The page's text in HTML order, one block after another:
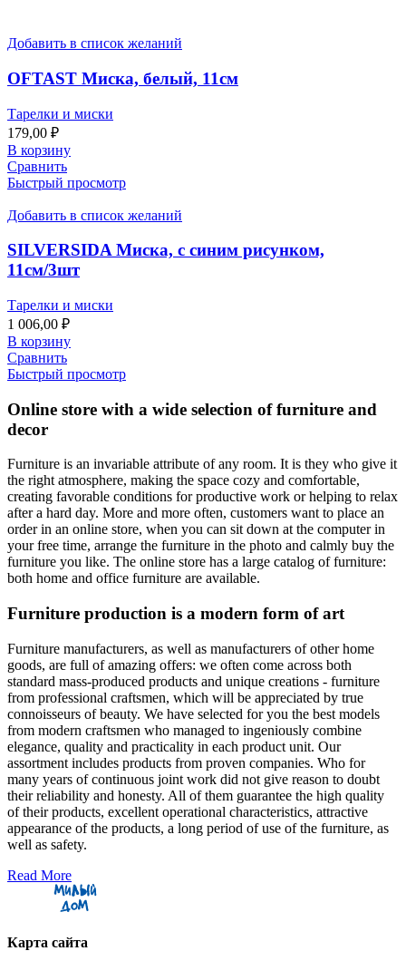
Добавить в список желаний
OFTAST Миска, белый, 11см
Тарелки и миски
179,00 ₽
В корзину
Сравнить
Быстрый просмотр
Добавить в список желаний
SILVERSIDA Миска, с синим рисунком,
11см/3шт
Тарелки и миски
1 006,00 ₽
В корзину
Сравнить
Быстрый просмотр
Online store with a wide selection of furniture and
decor
Furniture is an invariable attribute of any room. It is they who give it
the right atmosphere, making the space cozy and comfortable,
creating favorable conditions for productive work or helping to relax
after a hard day. More and more often, customers want to place an
order in an online store, when you can sit down at the computer in
your free time, arrange the furniture in the photo and calmly buy the
furniture you like. The online store has a large catalog of furniture:
both home and office furniture are available.
Furniture production is a modern form of art
Furniture manufacturers, as well as manufacturers of other home
goods, are full of amazing offers: we often come across both
standard mass-produced products and unique creations - furniture
from professional craftsmen, which will be appreciated by true
connoisseurs of beauty. We have selected for you the best models
from modern craftsmen who managed to ingeniously combine
elegance, quality and practicality in each product unit. Our
assortment includes products from proven companies. Who for
many years of continuous joint work did not give reason to doubt
their reliability and honesty. All of them guarantee the high quality
of their products, excellent operational characteristics, attractive
appearance of the products, a long period of use of the furniture, as
well as safety.
Read More
Карта сайта